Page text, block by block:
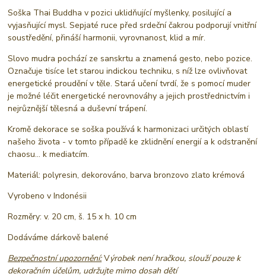
Soška Thai Buddha v pozici uklidňující myšlenky, posilující a
vyjasňující mysl. Sepjaté ruce před srdeční čakrou podporují vnitřní
soustředění, přináší harmonii, vyrovnanost, klid a mír.
Slovo mudra pochází ze sanskrtu a znamená gesto, nebo pozice.
Označuje tisíce let starou indickou techniku, s níž lze ovlivňovat
energetické proudění v těle. Stará učení tvrdí, že s pomocí muder
je možné léčit energetické nerovnováhy a jejich prostřednictvím i
nejrůznější tělesná a duševní trápení.
Kromě dekorace se soška používá k harmonizaci určitých oblastí
našeho života - v tomto případě ke zklidnění energií a k odstranění
chaosu... k mediatcím.
Materiál: polyresin, dekorováno, barva bronzovo zlato krémová
Vyrobeno v Indonésii
Rozměry: v. 20 cm, š. 15 x h. 10 cm
Dodáváme dárkově balené
Bezpečnostní upozornění:Výrobek není hračkou, slouží pouze k
dekoračním účelům, udržujte mimo dosah dětí